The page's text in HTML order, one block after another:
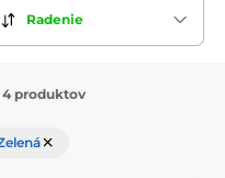
Radenie
4 produktov